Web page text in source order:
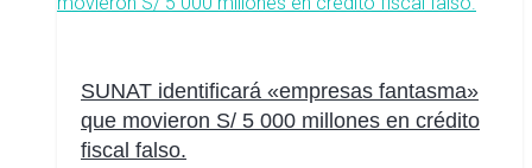
SUNAT identificará «empresas fantasma»
que movieron S/ 5 000 millones en crédito
fiscal falso.